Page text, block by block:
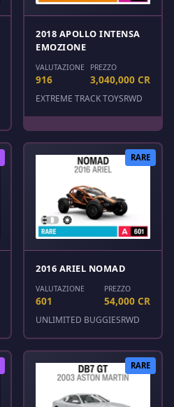
2018 APOLLO INTENSA
EMOZIONE
VALUTAZIONE
916
PREZZO
3,040,000 CR
EXTREME TRACK TOYSRWD
RARE
2016 ARIEL NOMAD
VALUTAZIONE
601
PREZZO
54,000 CR
UNLIMITED BUGGIESRWD
RARE